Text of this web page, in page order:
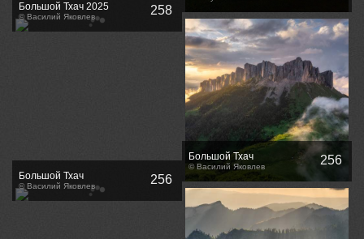
Большой Тхач 2025
© Василий Яковлев 258
Большой Тхач
© Василий Яковлев 256
Большой Тхач
© Василий Яковлев 256